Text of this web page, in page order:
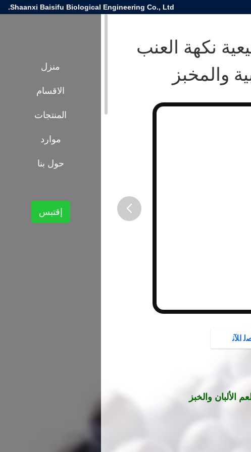
Shaanxi Baisifu Biological Engineering Co., Ltd.
نكهة العنب
والمخبز
ﺍﻶﻧ
والخبز
منزل
الاقسام
المنتجات
موارد
حول بنا
إقتبس